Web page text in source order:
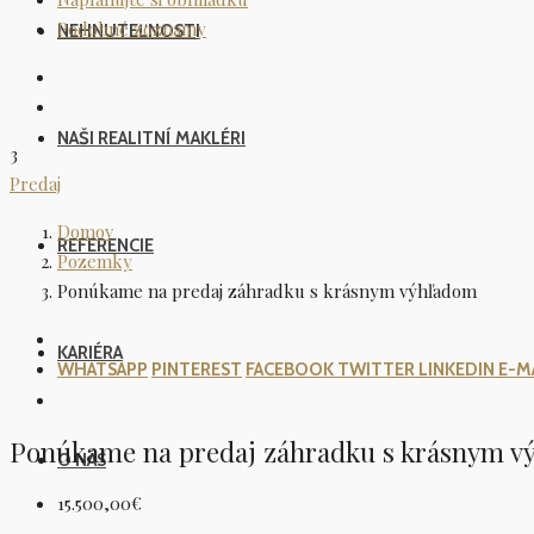
NEHNUTEĽNOSTI
NAŠI REALITNÍ MAKLÉRI
REFERENCIE​
KARIÉRA
O NÁS
Podobné zoznamy
3
Predaj
Domov
Pozemky
Ponúkame na predaj záhradku s krásnym výhľadom
WHATSAPP PINTEREST FACEBOOK TWITTER LINKEDIN E-
Ponúkame na predaj záhradku s krásnym
15.500,00€